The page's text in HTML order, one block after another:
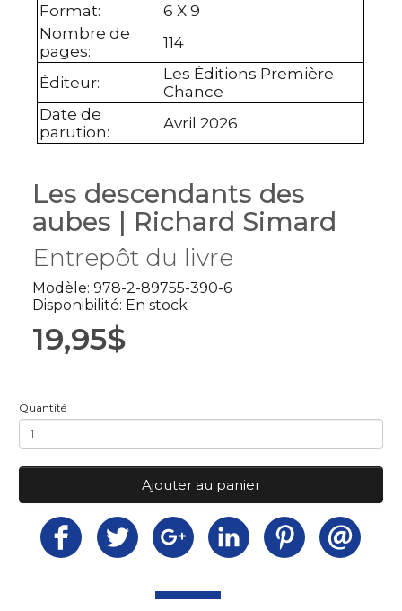
Format:
6 X 9
Nombre de
pages: 114
Éditeur:
Les Éditions Première
Chance
Date de
parution: Avril 2026
Les descendants des
aubes | Richard Simard
Entrepôt du livre
Modèle: 978-2-89755-390-6
Disponibilité: En stock
19,95$
Quantité
Ajouter au panier